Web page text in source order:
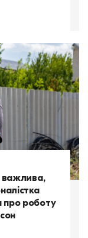
важлива,
про роботу